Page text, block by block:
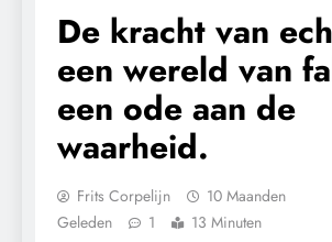
De kracht van
een wereld van
een ode aan de
waarheid.
Frits Corpelijn
10 Maanden
Geleden
1 13 Minuten